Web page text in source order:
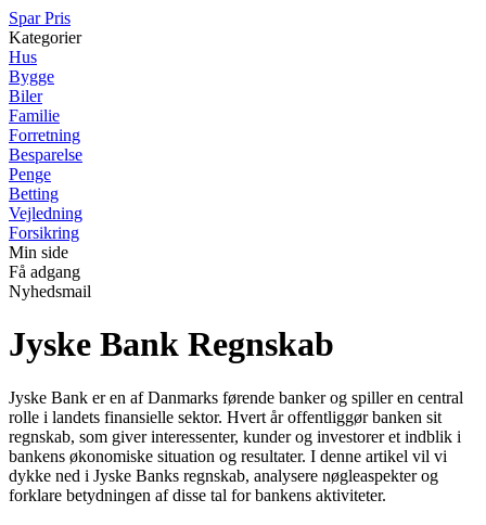
Spar Pris
Kategorier
Hus
Bygge
Biler
Familie
Forretning
Besparelse
Penge
Betting
Vejledning
Forsikring
Min side
Få adgang
Nyhedsmail
Jyske Bank Regnskab
Jyske Bank er en af Danmarks førende banker og spiller en central
rolle i landets finansielle sektor. Hvert år offentliggør banken sit
regnskab, som giver interessenter, kunder og investorer et indblik i
bankens økonomiske situation og resultater. I denne artikel vil vi
dykke ned i Jyske Banks regnskab, analysere nøgleaspekter og
forklare betydningen af disse tal for bankens aktiviteter.